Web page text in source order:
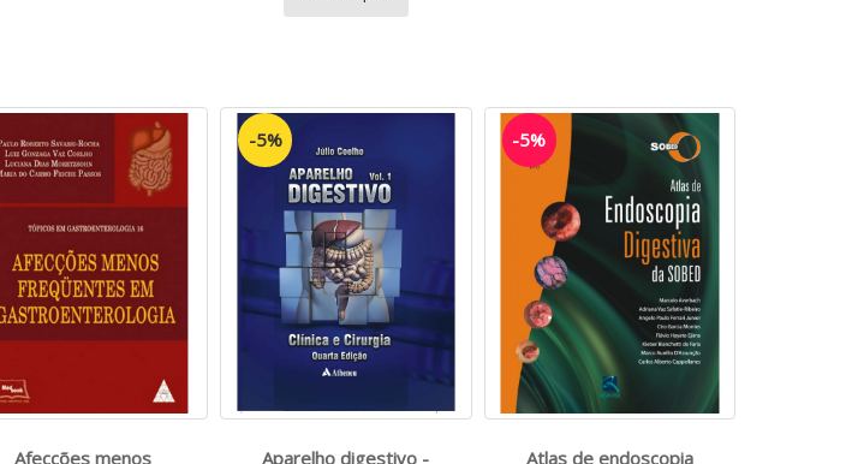
Afecções menos
-5%
Aparelho digestivo -
-5%
Atlas de endoscopia